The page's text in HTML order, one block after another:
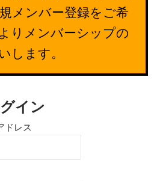
メンバー登録をご希
りメンバーシップの
します。
イン
ドレス